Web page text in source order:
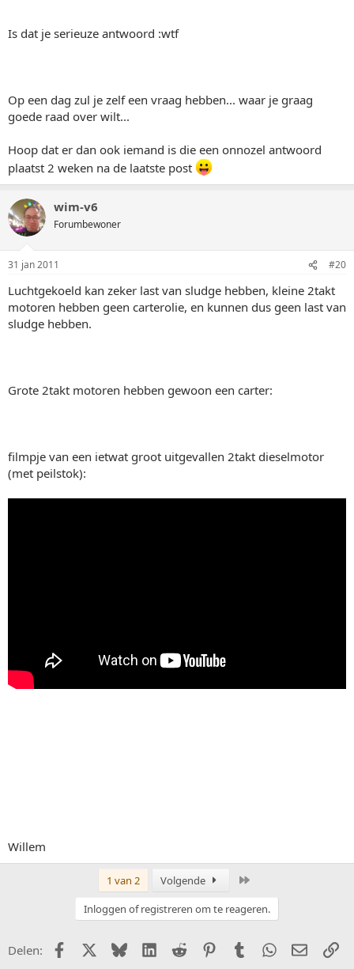
Is dat je serieuze antwoord :wtf
Op een dag zul je zelf een vraag hebben... waar je graag
goede raad over wilt...
Hoop dat er dan ook iemand is die een onnozel antwoord
plaatst 2 weken na de laatste post
wim-v6
Forumbewoner
31 jan 2011 #20
Luchtgekoeld kan zeker last van sludge hebben, kleine 2takt
motoren hebben geen carterolie, en kunnen dus geen last van
sludge hebben.
Grote 2takt motoren hebben gewoon een carter:
filmpje van een ietwat groot uitgevallen 2takt dieselmotor
(met peilstok):
Willem
1 van 2 Volgende
Inloggen of registreren om te reageren.
Delen: FacebookX (Twitter)
BlueskyLinkedIn
Reddit PinterestTumblr WhatsApp
E-mail